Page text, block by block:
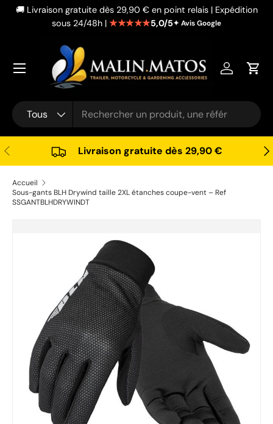
Aller au contenu
🚚 Livraison gratuite dès 29,90 € en point relais | Expédition
sous 24/48h | ★★★★★5,0/5✦ Avis Google
Recherche
Type de produit
Tous
Se
Précédent Livraison gratuite dès 29,90 €
Accueil
Sous-gants BLH Drywind taille 2XL étanches coupe-vent – Ref
SSGANTBLHDRYWINDT
Passer aux informations produits